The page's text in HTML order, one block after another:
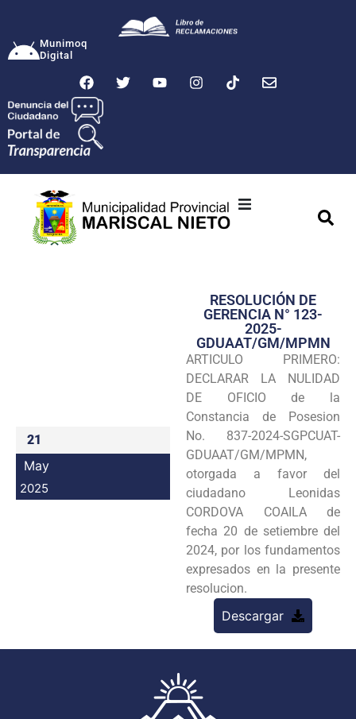
Munimoq
Digital
Transparencia
Seguridad
Programas
Intranet
21
May
2025
RESOLUCIÓN DE
GERENCIA N° 123-
2025-
GDUAAT/GM/MPMN
ARTICULO PRIMERO:
DECLARAR LA NULIDAD
DE OFICIO de la
Constancia de Posesion
No. 837-2024-SGPCUAT-
GDUAAT/GM/MPMN,
otorgada a favor del
ciudadano Leonidas
CORDOVA COAILA de
fecha 20 de setiembre del
2024, por los fundamentos
expresados en la presente
resolucion.
Descargar